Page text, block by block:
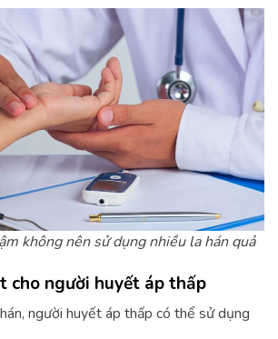
không nên sử dụng nhiều la hán quả
cho người huyết áp thấp
người huyết áp thấp có thể sử dụng